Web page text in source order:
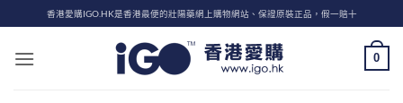
to
content
香港愛購IGO.HK是香港最便的壯陽藥網上購物網站、保證原裝正品，假一賠十
0